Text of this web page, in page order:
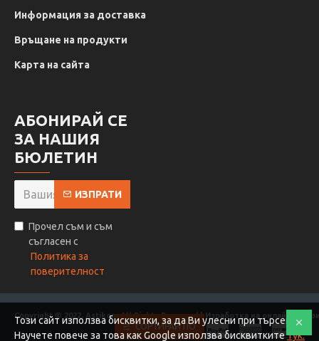
Информация за доставка
Връщане на продукти
Карта на сайта
АБОНИРАЙ СЕ
ЗА НАШИЯ
БЮЛЕТИН
ИЗПРАТИ
Прочел съм и съм
съгласен с
Политика за
поверителност
Copyright © 2022, Astikon, All Rights Reserved | Изработка на онлайн
Този сайт използва бисквитки, за да Ви улесни при търсене.
Научете повече за това как Google използва бисквиткитетук.
СОРТИРАЙ ПО